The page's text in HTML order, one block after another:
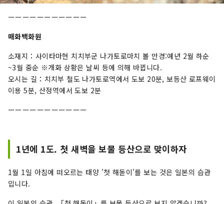
ーーーーーーーーーーー
매화백화원
소재지：사이타마현 치치부군 나가토로마치 볼 만경:예년 2월 하순
~3월 중순 ※개화 상황은 날씨 등에 의해 바뀝니다.
오시는 길：치치부 철도 나가토로역에서 도보 20분, 보등산 로프웨이
이용 5분, 산정역에서 도보 2분
ーーーーーーーーーーー
1년에 1도. 첫 새벽을 보물 등산으로 맞이하자
1월 1일 아침에 떠오르는 태양 '첫 해돋이'를 보는 것은 일본의 습관
입니다.